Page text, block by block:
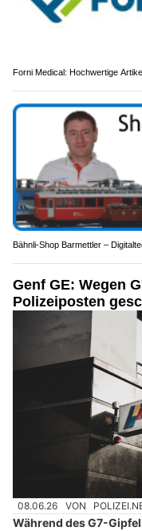
Forni Medical: Hochwertige
Bähnli-Shop Barmettler –
Genf GE: Wegen
Polizeiposten
08.06.26 VON
Während des G7-